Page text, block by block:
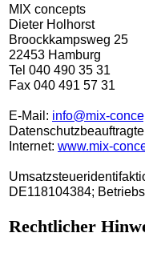
MIX concepts
Dieter Holhorst
Broockkampsweg 25
22453 Hamburg
Tel 040 490 35 31
Fax 040 491 57 31
E-Mail: info@mix-
Internet: www.mix-
DE118104384;
Rechtlicher